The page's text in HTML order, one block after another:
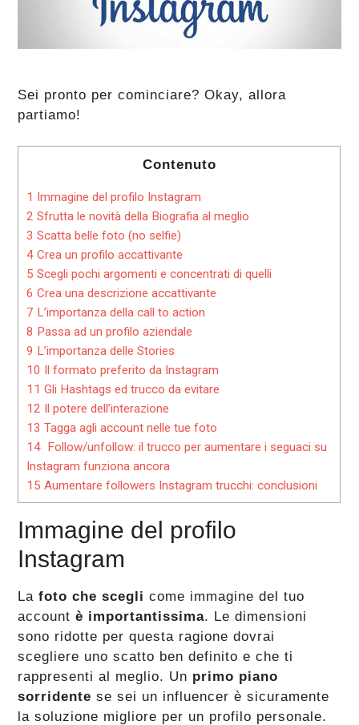
Sei pronto per cominciare? Okay, allora
partiamo!
Contenuto
1 Immagine del profilo Instagram
2 Sfrutta le novità della Biografia al meglio
3 Scatta belle foto (no selfie)
4 Crea un profilo accattivante
5 Scegli pochi argomenti e concentrati di quelli
6 Crea una descrizione accattivante
7 L’importanza della call to action
8 Passa ad un profilo aziendale
9 L’importanza delle Stories
10 Il formato preferito da Instagram
11 Gli Hashtags ed trucco da evitare
12 Il potere dell’interazione
13 Tagga agli account nelle tue foto
14 Follow/unfollow: il trucco per aumentare i seguaci su
Instagram funziona ancora
15 Aumentare followers Instagram trucchi: conclusioni
Immagine del profilo
Instagram
Lafoto che scegli come immagine del tuo
accountè importantissima. Le dimensioni
sono ridotte per questa ragione dovrai
scegliere uno scatto ben definito e che ti
rappresenti al meglio. Un primo piano
sorridente se sei un influencer è sicuramente
la soluzione migliore per un profilo personale.